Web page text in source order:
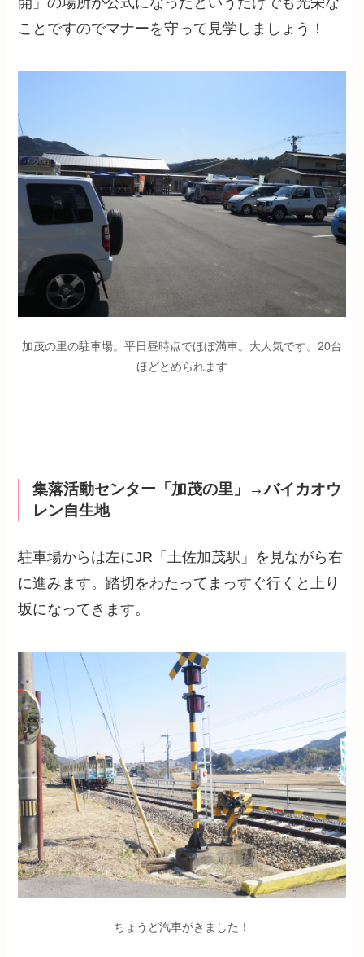
ことですのでマナーを守って見学しましょう！
加茂の里の駐車場。平日昼時点でほぼ満車。大人気です。20台
ほどとめられます
集落活動センター「加茂の里」→バイカオウ
レン自生地
駐車場からは左にJR「土佐加茂駅」を見ながら右
に進みます。踏切をわたってまっすぐ行くと上り
坂になってきます。
ちょうど汽車がきました！